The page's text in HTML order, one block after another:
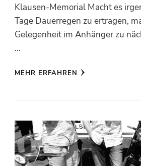
Klausen-Memorial Macht es
Tage Dauerregen zu ertragen,
Gelegenheit im Anhänger zu
…
MEHR ERFAHREN